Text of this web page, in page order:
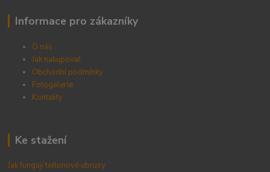
Informace pro zákazníky
O nás
Jak nakupovat
Obchodní podmínky
Fotogalerie
Kontakty
Ke stažení
Jak fungují teflonové ubrusy